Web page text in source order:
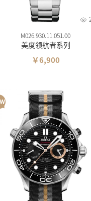
M026.930.11.051.00
美度领航者系列
￥6,900